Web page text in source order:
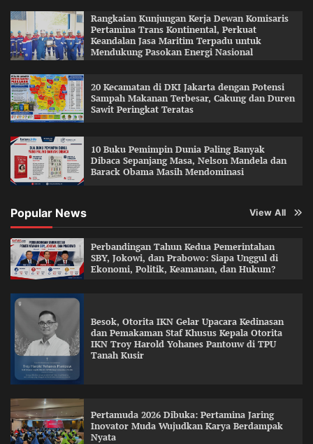
Rangkaian Kunjungan Kerja Dewan Komisaris
Pertamina Trans Kontinental, Perkuat
Keandalan Jasa Maritim Terpadu untuk
Mendukung Pasokan Energi Nasional
20 Kecamatan di DKI Jakarta dengan Potensi
Sampah Makanan Terbesar, Cakung dan Duren
Sawit Peringkat Teratas
10 Buku Pemimpin Dunia Paling Banyak
Dibaca Sepanjang Masa, Nelson Mandela dan
Barack Obama Masih Mendominasi
Popular News View All
Perbandingan Tahun Kedua Pemerintahan
SBY, Jokowi, dan Prabowo: Siapa Unggul di
Ekonomi, Politik, Keamanan, dan Hukum?
Besok, Otorita IKN Gelar Upacara Kedinasan
dan Pemakaman Staf Khusus Kepala Otorita
IKN Troy Harold Yohanes Pantouw di TPU
Tanah Kusir
Pertamuda 2026 Dibuka: Pertamina Jaring
Inovator Muda Wujudkan Karya Berdampak
Nyata